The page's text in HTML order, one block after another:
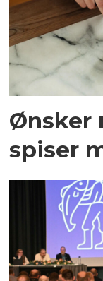
Ønsker
spiser